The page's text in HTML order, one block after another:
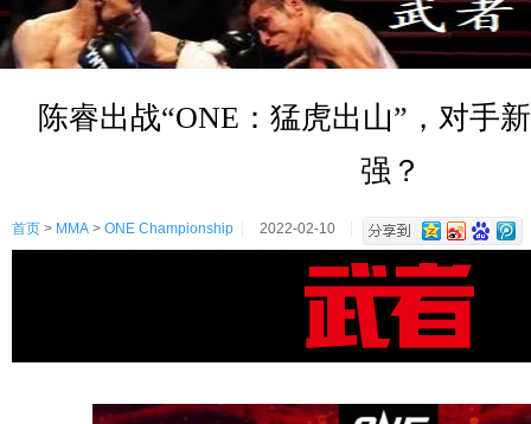
陈睿出战“ONE：猛虎出山”，对手
强？
首页 > MMA > ONE Championship 2022-02-10